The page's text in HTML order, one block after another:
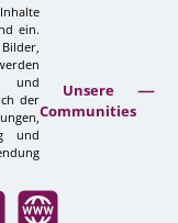
ein.
und
der
und
Unsere
Communities
Website